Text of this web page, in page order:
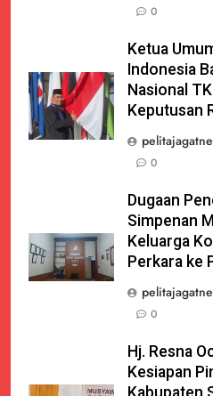
0
Ketua
Indonesia
Nasional
Keputusan
0
Dugaan
Simpenan
Keluarga
Perkara ke
0
Hj. Resna
Kesiapan